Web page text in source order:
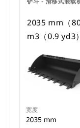
2035 mm（
m3（0.9 yd3
宽度
2035 mm